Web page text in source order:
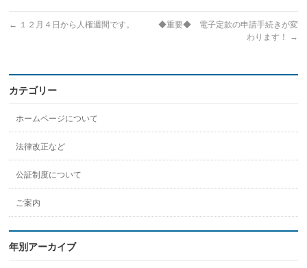
← １２月４日から人権週間です。
◆重要◆ 電子定款の申請手続きが変
わります！
→
カテゴリー
ホームページについて
法律改正など
公証制度について
ご案内
年別アーカイブ